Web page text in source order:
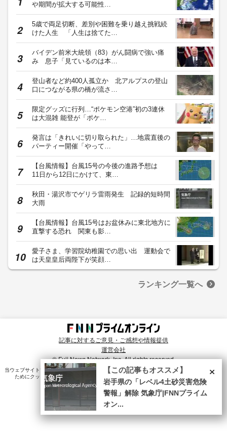
や期間が拡大する可能性…
5歳で両足切断、差別や困難を乗り越え挑戦続
けた人生 「人生は捨てた…
バイデン前米大統領（83）がん闘病で強い痛
み 息子「見ているのは本…
登山者など約400人孤立か 北アルプスの登山
口につながる県の橋が流さ…
限定グッズに行列…“ポケモン空港”初の3連休
は大混雑 能登が「ポケ…
発言は「きれいに切り取られた」…地震直後の
パーティー開催「やって…
【台風情報】台風15号の今後の進路予想は
11日から12日にかけて、東…
秋田・湯沢市でゲリラ雷雨発生 記録的短時間
大雨
【台風情報】台風15号はお盆休みに東北地方に
直撃する恐れ 関東も影…
愛子さま、学習院幼稚園での思い出 運動会で
は天皇皇后両陛下が笑顔…
ランキング一覧へ
記事に対するご意見・ご感想や情報提供
運営会社
© Fuji News Network, Inc. All rights reserved.
当ウェブサイトでは、ユーザのニーズ・興味・関⼼に合致したコンテンツや広告配信を提供する
ためにクッキーを使⽤しています。詳細は、 プライバシーポリシー をご確認ください。×
【この記事もオススメ】
岩手県の「レベル4土砂災害危険
警報」解除 気象庁|FNNプライム
オン...